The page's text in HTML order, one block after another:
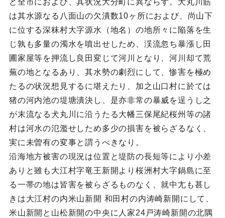
ど全市におよび、其状況大分町に異ならず。犬丸川筋
は其水源なる八面山の欠潰数10ヶ所におよび、尚山下
に位する深秣村大字源水（地名）の地所々に陥落を生
じ孰も多量の濁水を噴出せしため、渓流忽ち暴漲し田
圃家屋等を押流し良田変じて河川となり、河川却て荒
蕪の地となるあり、其水勢の劇烈にして、惨害を極め
たるの状況想見するに堪えたり、加之山口村に於ては
猪の河内池の堤塘潰決し、是亦非常の暴威を逞うし之
が末流なる犬丸川に沿うたる大幡三保尾紀桜州等の諸
村は河水の氾濫せしため多少の損害を被らざるなく、
実に未曽有の変事と謂うべきなり。
沿海地方被害の現況は位置と堤防の長短等により小差
ありと雖も大江村字竜王新開より桜洲村大字鍋島に至
る一帯の地は皆害を被らざるものなく、就中尢も甚し
きは大江村の内米山新開 和田村の内涛崎新開にして、
米山新開と山松新開の中央に人家24戸涛崎新開の北隅